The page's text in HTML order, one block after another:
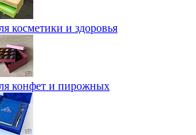
косметики и здоровья
конфет и пирожных